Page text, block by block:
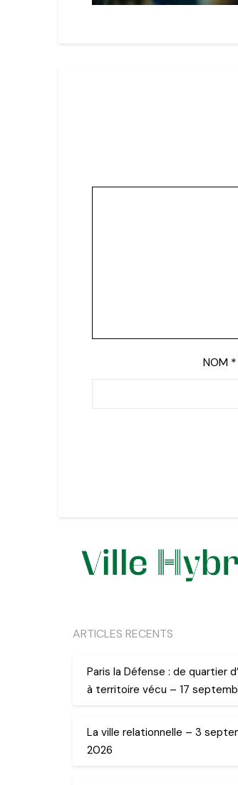
NOM *
ARTICLES RECENTS
Paris la Défense : de quartier
à territoire vécu – 17
La ville relationnelle – 3
2026